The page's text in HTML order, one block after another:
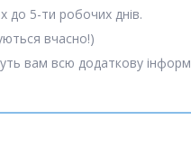
до 5-ти робочих днів.
вчасно!)
вам всю додаткову